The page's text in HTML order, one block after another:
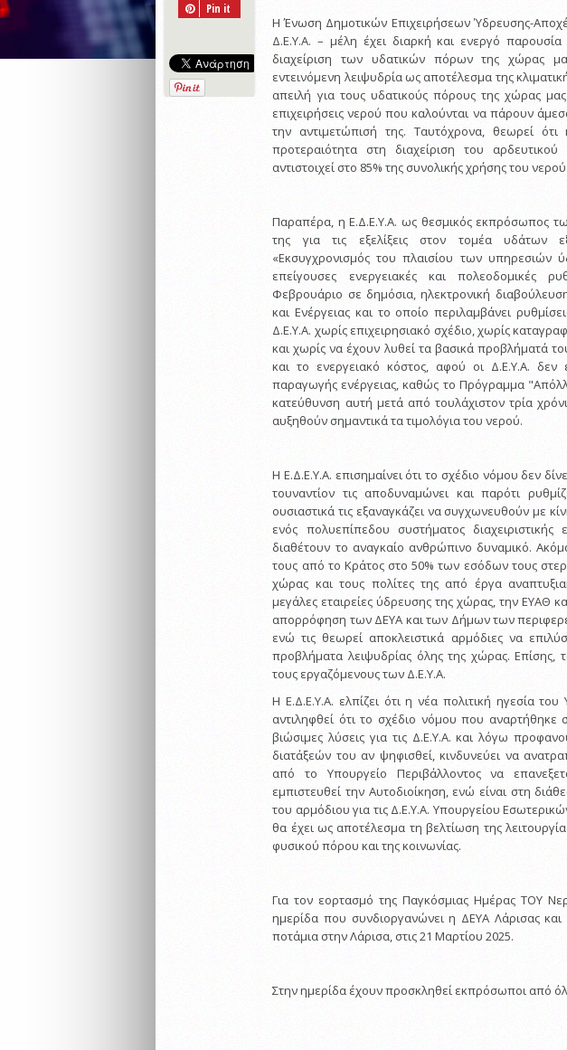
Pin it
Η Ένωση Δημοτικών Επιχειρήσεων Ύδρευσης-
Δ.Ε.Υ.Α. – μέλη έχει διαρκή και ενεργό
διαχείριση των υδατικών πόρων της χώρας
εντεινόμενη λειψυδρία ως αποτέλεσμα της
απειλή για τους υδατικούς πόρους της χώρας
επιχειρήσεις νερού που καλούνται να πάρουν
την αντιμετώπισή της. Ταυτόχρονα, θεωρεί
προτεραιότητα στη διαχείριση του
αντιστοιχεί στο 85% της συνολικής χρήσης του
Παραπέρα, η Ε.Δ.Ε.Υ.Α. ως θεσμικός εκπρόσωπος
της για τις εξελίξεις στον τομέα υδάτων
«Εκσυγχρονισμός του πλαισίου των υπηρεσιών
επείγουσες ενεργειακές και πολεοδομικές
Φεβρουάριο σε δημόσια, ηλεκτρονική
και Ενέργειας και το οποίο περιλαμβάνει
Δ.Ε.Υ.Α. χωρίς επιχειρησιακό σχέδιο, χωρίς
και χωρίς να έχουν λυθεί τα βασικά προβλήματά
και το ενεργειακό κόστος, αφού οι Δ.Ε.Υ.Α.
παραγωγής ενέργειας, καθώς το Πρόγραμμα
κατεύθυνση αυτή μετά από τουλάχιστον τρία
αυξηθούν σημαντικά τα τιμολόγια του νερού.
Η Ε.Δ.Ε.Υ.Α. επισημαίνει ότι το σχέδιο νόμου δεν
τουναντίον τις αποδυναμώνει και παρότι
ουσιαστικά τις εξαναγκάζει να συγχωνευθούν με
ενός πολυεπίπεδου συστήματος
διαθέτουν το αναγκαίο ανθρώπινο δυναμικό.
τους από το Κράτος στο 50% των εσόδων τους
χώρας και τους πολίτες της από έργα
μεγάλες εταιρείες ύδρευσης της χώρας, την ΕΥΑΘ
απορρόφηση των ΔΕΥΑ και των Δήμων των
ενώ τις θεωρεί αποκλειστικά αρμόδιες να
προβλήματα λειψυδρίας όλης της χώρας. Επίσης,
τους εργαζόμενους των Δ.Ε.Υ.Α.
Η Ε.Δ.Ε.Υ.Α. ελπίζει ότι η νέα πολιτική ηγεσία
αντιληφθεί ότι το σχέδιο νόμου που
βιώσιμες λύσεις για τις Δ.Ε.Υ.Α. και λόγω
διατάξεών του αν ψηφισθεί, κινδυνεύει να
από το Υπουργείο Περιβάλλοντος να
εμπιστευθεί την Αυτοδιοίκηση, ενώ είναι στη
του αρμόδιου για τις Δ.Ε.Υ.Α. Υπουργείου
θα έχει ως αποτέλεσμα τη βελτίωση της
φυσικού πόρου και της κοινωνίας.
Για τον εορτασμό της Παγκόσμιας Ημέρας ΤΟΥ
ημερίδα που συνδιοργανώνει η ΔΕΥΑ Λάρισας
ποτάμια στην Λάρισα, στις 21 Μαρτίου 2025.
Στην ημερίδα έχουν προσκληθεί εκπρόσωποι από